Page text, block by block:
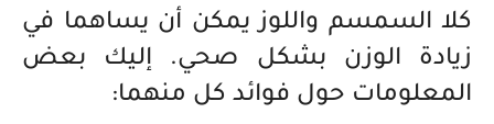
كلا السمسم واللوز يمكن أن يساهما في
زيادة الوزن بشكل صحي. إليك بعض
المعلومات حول فوائد كل منهما: